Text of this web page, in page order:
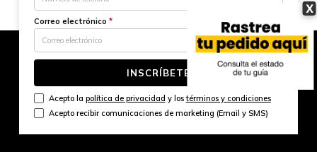
X
Correo electrónico *
INSCRÍBETE
Acepto la política de privacidad y lostérminos y condiciones
Acepto recibir comunicaciones de marketing (Email y SMS)